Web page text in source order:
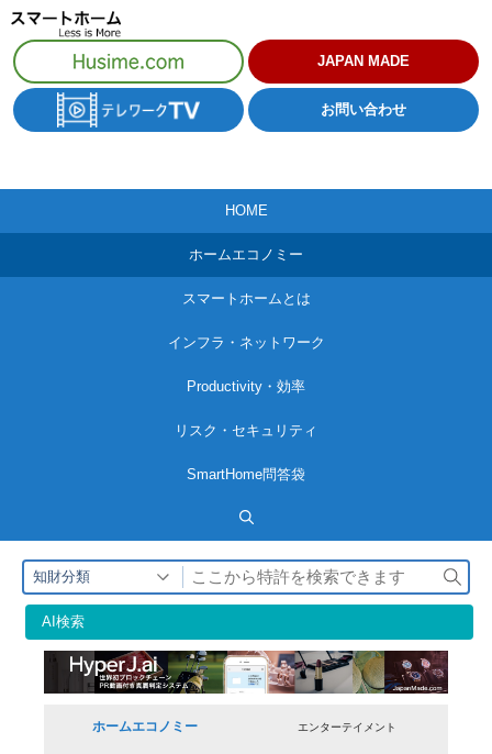
コ
ン
ン
ッ
JAPAN MADE
お問い合わせ
HOME
ホームエコノミー
スマートホームとは
インフラ・ネットワーク
Productivity・効率
リスク・セキュリティ
SmartHome問答袋
知財分類
検
索
AI検索
ホームエコノミー エンターテイメント